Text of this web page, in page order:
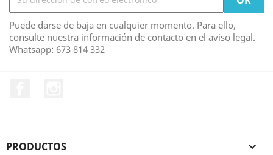
Puede darse de baja en cualquier momento. Para ello,
consulte nuestra información de contacto en el aviso legal.
Whatsapp: 673 814 332
PRODUCTOS 